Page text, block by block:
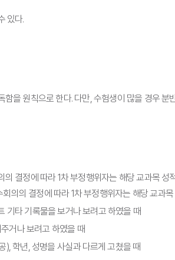
있다.
을 원칙으로 한다. 다만, 수험생이 많을 경우 분
결정에 따라 1차 부정행위자는 해당 교과목
의의 결정에 따라 1차 부정행위자는 해당 교과
기타 기록물을 보거나 보려고 하였을 때
거나 보려고 하였을 때
), 학년, 성명을 사실과 다르게 고쳤을 때